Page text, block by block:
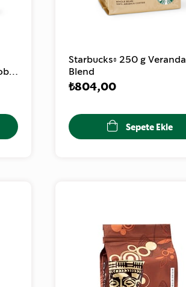
Starbucks® 250 g Veranda
Blend
₺804,00
Sepete Ekle